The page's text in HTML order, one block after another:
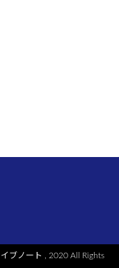
ブノート
, 2020 All Rights